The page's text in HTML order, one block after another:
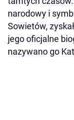
narodowy i
Sowietów,
jego oficjalne
nazywano go